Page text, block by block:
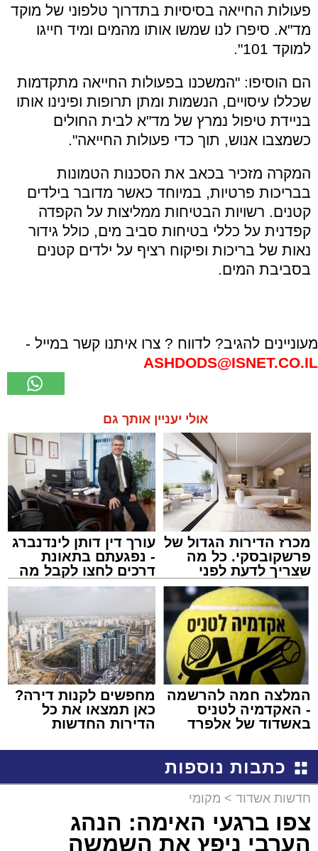
פעולות החייאה בסיסיות בתדרוך טלפוני של מוקד
מד"א. סיפרו לנו שמשו אותו מהמים ומיד חייגו
למוקד 101".
הם הוסיפו: "המשכנו בפעולות החייאה מתקדמות
שכללו עיסויים, הנשמות ומתן תרופות ופינינו אותו
בניידת טיפול נמרץ של מד"א לבית החולים
כשמצבו אנוש, תוך כדי פעולות החייאה".
המקרה מזכיר בכאב את הסכנות הטמונות
בבריכות פרטיות, במיוחד כאשר מדובר בילדים
קטנים. רשויות הבטיחות ממליצות על הקפדה
קפדנית על כללי בטיחות סביב מים, כולל גידור
נאות של בריכות ופיקוח רציף על ילדים קטנים
בסביבת המים.
מעוניינים להגיב? לדווח ? צרו איתנו קשר במייל -
ASHDODS@ISNET.CO.IL
אולי יעניין אותך גם
מכרז הדירות הגדול של
פרשקובסקי. כל מה
שצריך לדעת לפני
שמגישים הצעה לדירה
באשדוד
עורך דין דותן לינדנברג
- נפגעתם בתאונת
דרכים לחצו לקבל מה
שמגיע לכם
המלצה חמה להרשמה
- האקדמיה לטניס
באשדוד של אלפרד
מחפשים לקנות דירה?
כאן תמצאו את כל
הדירות החדשות
כתבות נוספות
חדשות אשדוד > מקומי
צפו ברגעי האימה: הנהג
הערבי ניפץ את השמשה